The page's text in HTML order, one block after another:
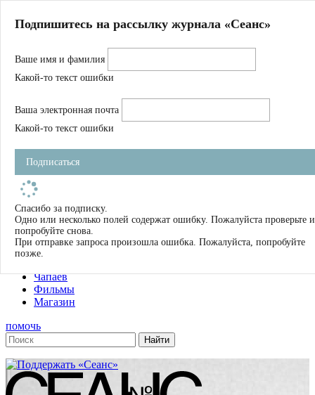
Магазин
Журнал
Школа
Устав
Фильмы
Имена
Тэги
О нас
Журнал
Книги
Чапаев
Фильмы
Магазин
помочь
Подпишитесь на рассылку журнала «Сеанс»
Ваше имя и фамилия
Какой-то текст ошибки
Ваша электронная почта
Какой-то текст ошибки
Подписаться
Спасибо за подписку.
Одно или несколько полей содержат ошибку. Пожалуйста проверьте и
попробуйте снова.
При отправке запроса произошла ошибка. Пожалуйста, попробуйте
позже.